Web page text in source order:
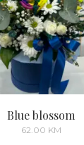
Blue blossom
62.00 KM